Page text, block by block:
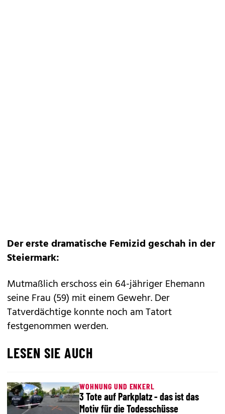
Der erste dramatische Femizid geschah in der
Steiermark:
Mutmaßlich erschoss ein 64-jähriger Ehemann
seine Frau (59) mit einem Gewehr. Der
Tatverdächtige konnte noch am Tatort
festgenommen werden.
LESEN SIE AUCH
WOHNUNG UND ENKERL
3 Tote auf Parkplatz - das ist das
Motiv für die Todesschüsse